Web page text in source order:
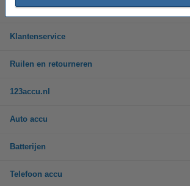
Opladers
Klantenservice
Ruilen en retourneren
123accu.nl
Auto accu
Batterijen
Telefoon accu